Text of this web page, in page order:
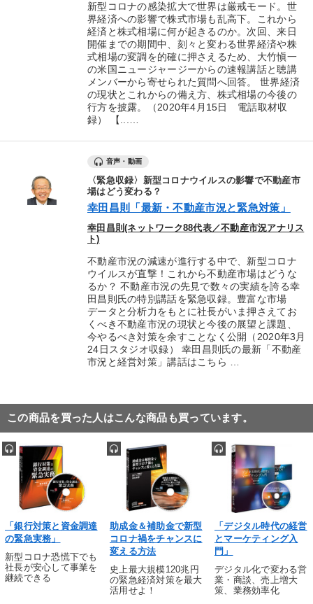
新型コロナの感染拡大で世界は厳戒モード。世
界経済への影響で株式市場も乱高下。これから
経済と株式相場に何が起きるのか。次回、来日
開催までの期間中、刻々と変わる世界経済や株
式相場の変調を的確に押さえるため、大竹愼一
の米国ニュージャージーからの速報講話と聴講
メンバーから寄せられた質問へ回答。 世界経済
の現状とこれからの備え方、株式相場の今後の
行方を披露。（2020年4月15日 電話取材収
録） 【...…
音声・動画
〈緊急収録〉新型コロナウイルスの影響で不動産市
場はどう変わる？
幸田昌則「最新・不動産市況と緊急対策」
幸田昌則(ネットワーク88代表／不動産市況アナリス
ト)
不動産市況の減速が進行する中で、新型コロナ
ウイルスが直撃！これから不動産市場はどうな
るか？ 不動産市況の先見で数々の実績を誇る幸
田昌則氏の特別講話を緊急収録。豊富な市場
データと分析力をもとに社長がいま押さえてお
くべき不動産市況の現状と今後の展望と課題、
今やるべき対策を余すことなく公開（2020年3月
24日スタジオ収録） 幸田昌則氏の最新「不動産
市況と経営対策」講話はこちら …
この商品を買った人はこんな商品も買っています。
「銀行対策と資金調達
の緊急実務」
新型コロナ恐慌下でも
社長が安心して事業を
継続できる
助成金＆補助金で新型
コロナ禍をチャンスに
変える方法
史上最大規模120兆円
の緊急経済対策を最大
活用せよ！
「デジタル時代の経営
とマーケティング入
門」
デジタル化で変わる営
業・商談、売上増大
策、業務効率化